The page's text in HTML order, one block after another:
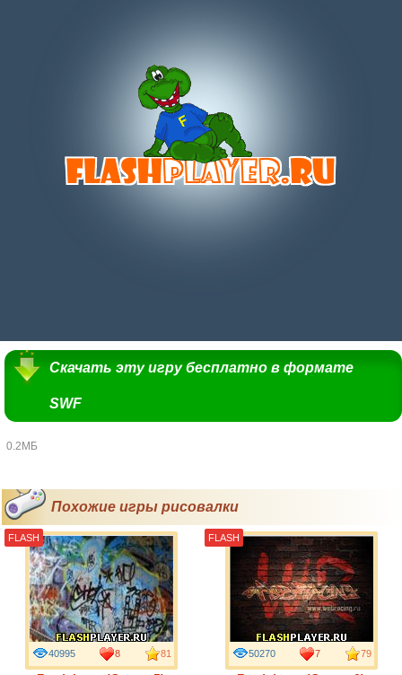
Скачать эту игру бесплатно в формате
SWF
0.2МБ
Похожие игры рисовалки
40995 8 81
FLASH
50270 7 79
FLASH